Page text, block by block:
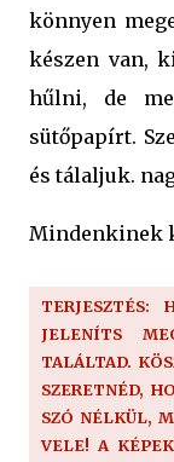
könnyen
készen van,
hűlni, de
sütőpapírt.
és tálaljuk.
Mindenkinek
TERJESZTÉS:
JELENÍTS
TALÁLTAD.
SZERETNÉD,
SZÓ NÉLKÜL,
VELE! A